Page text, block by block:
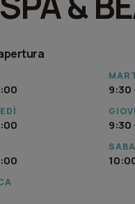
9:30
9:30